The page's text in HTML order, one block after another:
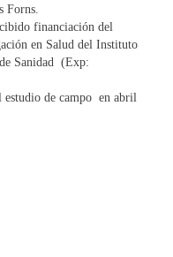
Forns.
financiación del
en Salud del Instituto
Sanidad (Exp:
estudio de campo en abril